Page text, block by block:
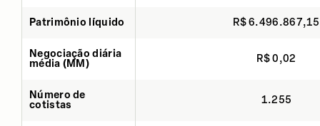
Patrimônio líquido R$ 6.496.867,15
Negociação diária
média (MM)
R$ 0,02
Número de
cotistas
1.255